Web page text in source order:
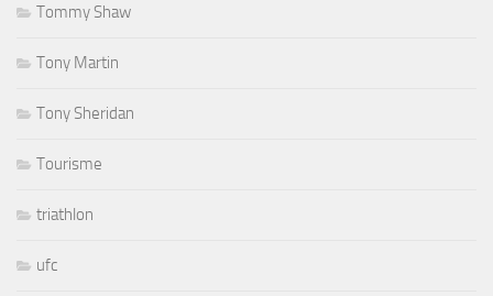
Tommy Shaw
Tony Martin
Tony Sheridan
Tourisme
triathlon
ufc